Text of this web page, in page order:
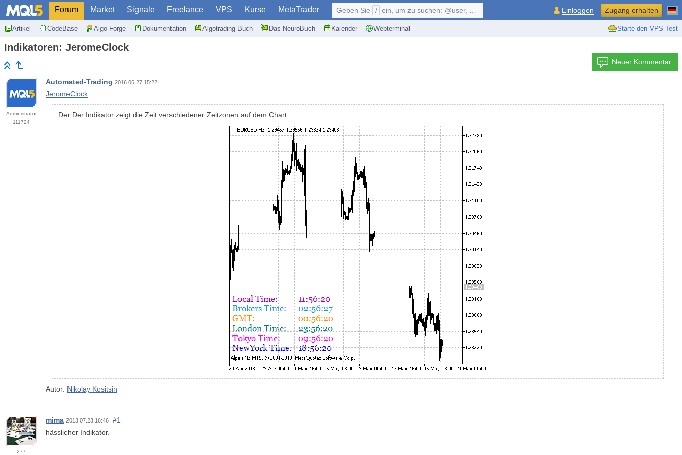
Forum Market Signale Freelance VPS Kurse MetaTrader
Artikel CodeBase Algo Forge Dokumentation Algotrading-Buch Das NeuroBuch Kalender Webterminal Starte den VPS-Test
Geben Sie / ein, um zu suchen: @user, $symbol, ... Einloggen Zugang erhalten
Indikatoren: JeromeClock
Neuer Kommentar
Administrator
111724
Automated-Trading 2016.06.27 15:22
JeromeClock:
Der Der Indikator zeigt die Zeit verschiedener Zeitzonen auf dem Chart
Autor: Nikolay Kositsin
277
mima 2013.07.23 16:46
#1
hässlicher Indikator.